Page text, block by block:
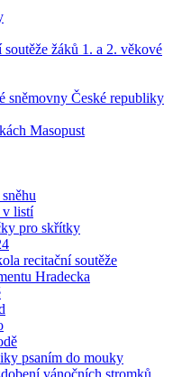
žáků 1. a 2. věkové
sněmovny České republiky
Masopust
v listí
pro skřítky
recitační soutěže
Hradecka
psaním do mouky
vánočních stromků